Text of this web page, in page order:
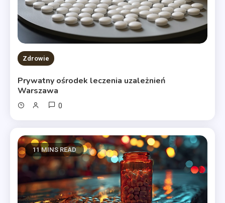
Zdrowie
Prywatny ośrodek leczenia uzależnień
Warszawa
0
11 MINS READ